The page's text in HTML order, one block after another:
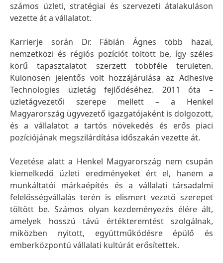
számos üzleti, stratégiai és szervezeti átalakuláson
vezette át a vállalatot.
Karrierje során Dr. Fábián Ágnes több hazai,
nemzetközi és régiós pozíciót töltött be, így széles
körű tapasztalatot szerzett többféle területen.
Különösen jelentős volt hozzájárulása az Adhesive
Technologies üzletág fejlődéséhez. 2011 óta –
üzletágvezetői szerepe mellett – a Henkel
Magyarország ügyvezető igazgatójaként is dolgozott,
és a vállalatot a tartós növekedés és erős piaci
pozíciójának megszilárdítása időszakán vezette át.
Vezetése alatt a Henkel Magyarország nem csupán
kiemelkedő üzleti eredményeket ért el, hanem a
munkáltatói márkaépítés és a vállalati társadalmi
felelősségvállalás terén is elismert vezető szerepet
töltött be. Számos olyan kezdeményezés élére ált,
amelyek hosszú távú értékteremtést szolgálnak,
miközben nyitott, együttműködésre épülő és
emberközpontú vállalati kultúrát erősítettek.